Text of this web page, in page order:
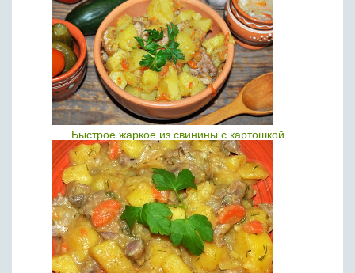
Быстрое жаркое из свинины с картошкой